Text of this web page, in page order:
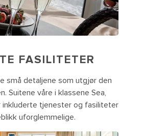
FASILITETER
små detaljene som utgjør den
Suitene våre i klassene Sea,
inkluderte tjenester og fasiliteter
uforglemmelige.